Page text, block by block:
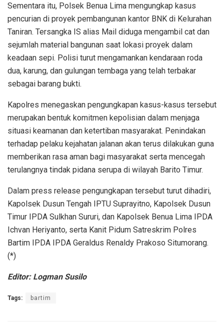
Sementara itu, Polsek Benua Lima mengungkap kasus
pencurian di proyek pembangunan kantor BNK di Kelurahan
Taniran. Tersangka IS alias Mail diduga mengambil cat dan
sejumlah material bangunan saat lokasi proyek dalam
keadaan sepi. Polisi turut mengamankan kendaraan roda
dua, karung, dan gulungan tembaga yang telah terbakar
sebagai barang bukti.
Kapolres menegaskan pengungkapan kasus-kasus tersebut
merupakan bentuk komitmen kepolisian dalam menjaga
situasi keamanan dan ketertiban masyarakat. Penindakan
terhadap pelaku kejahatan jalanan akan terus dilakukan guna
memberikan rasa aman bagi masyarakat serta mencegah
terulangnya tindak pidana serupa di wilayah Barito Timur.
Dalam press release pengungkapan tersebut turut dihadiri,
Kapolsek Dusun Tengah IPTU Suprayitno, Kapolsek Dusun
Timur IPDA Sulkhan Sururi, dan Kapolsek Benua Lima IPDA
Ichvan Heriyanto, serta Kanit Pidum Satreskrim Polres
Bartim IPDA IPDA Geraldus Renaldy Prakoso Situmorang.
(*)
Editor: Logman Susilo
Tags: bartim